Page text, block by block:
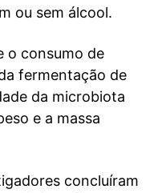
ou sem álcool.
o consumo de
fermentação de
da microbiota
e a massa
concluíram